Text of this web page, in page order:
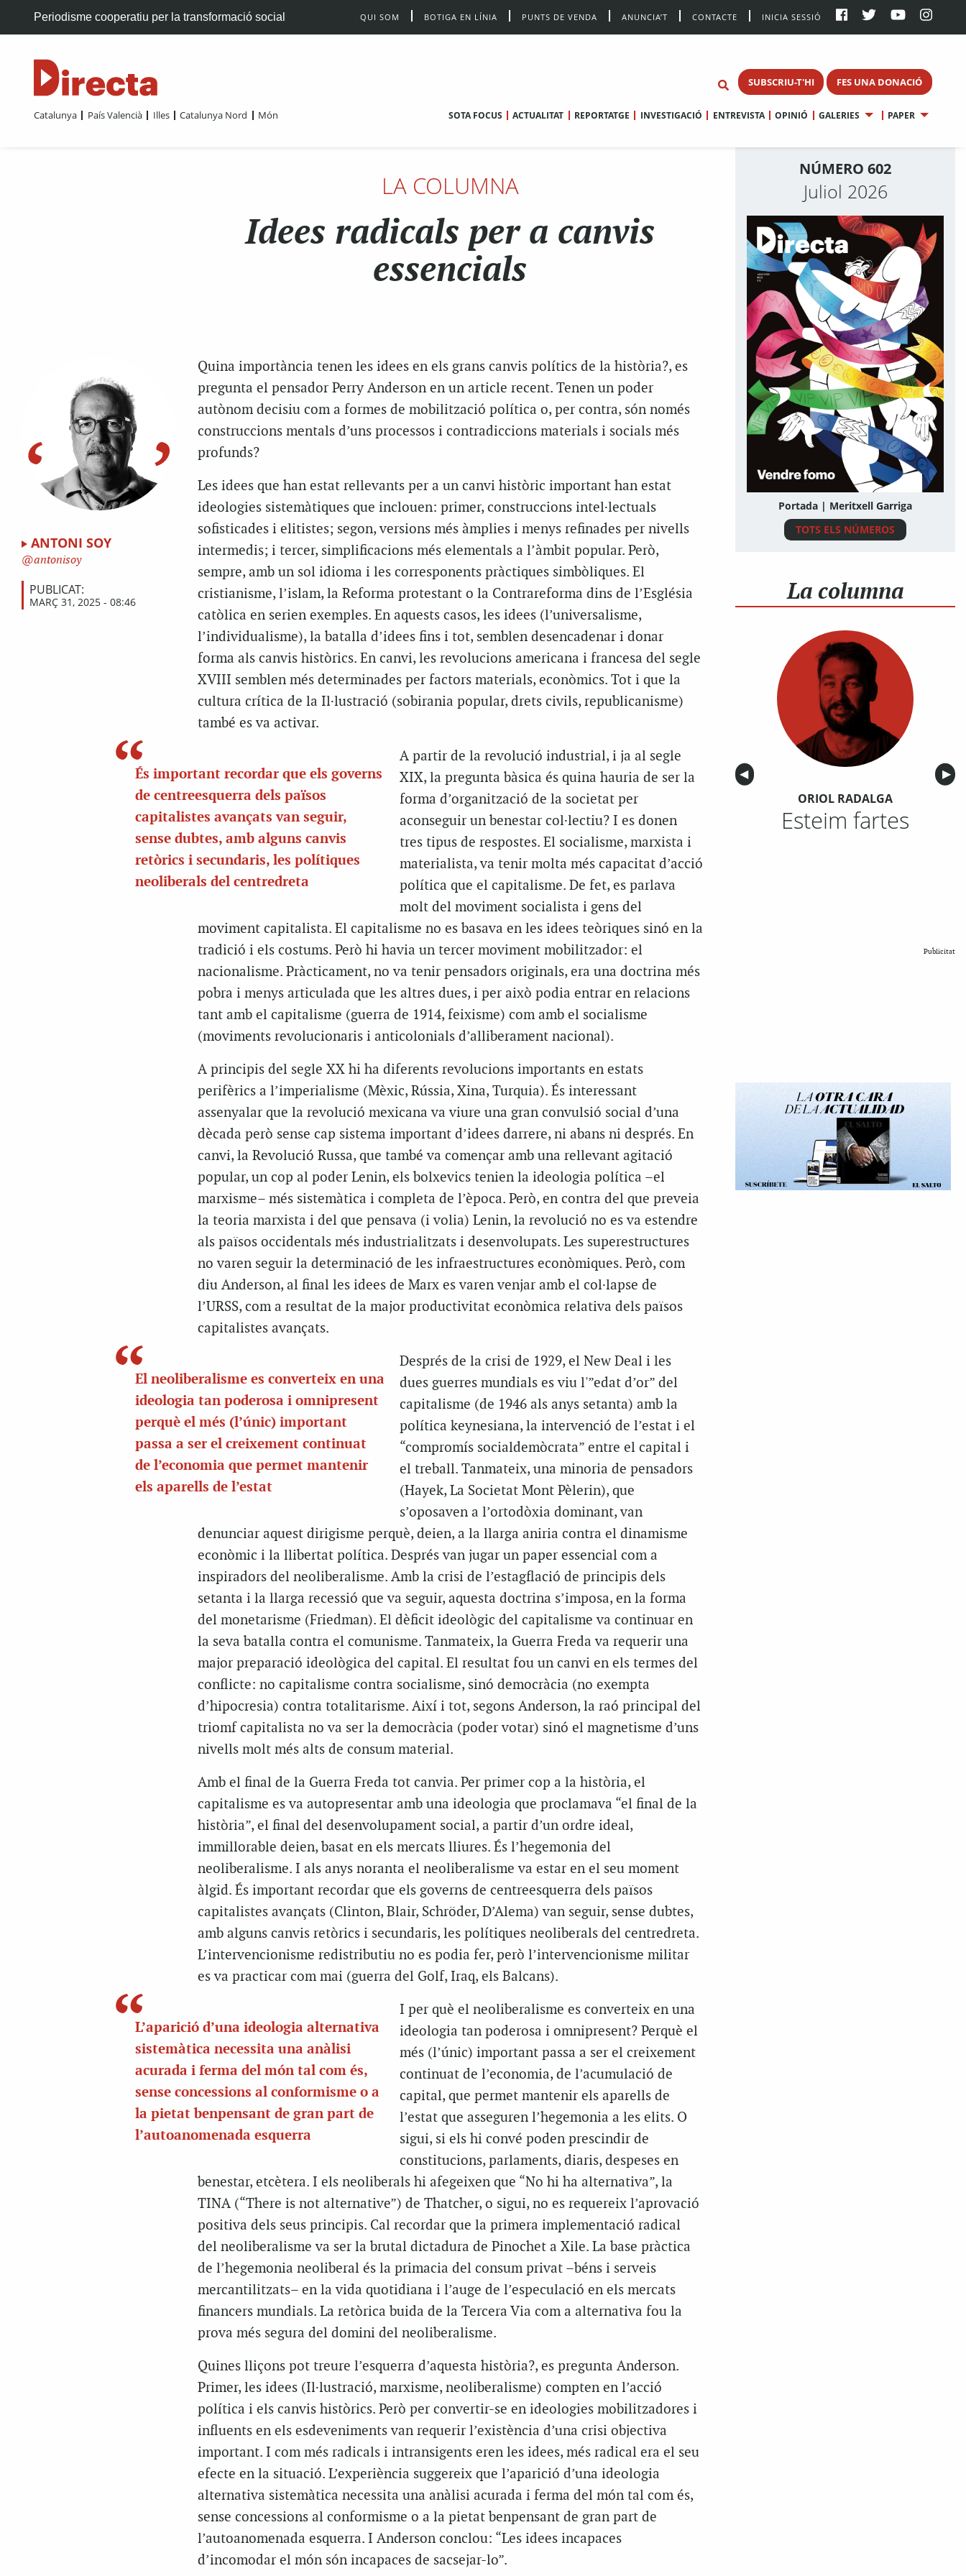
Periodisme cooperatiu per la transformació social QUI SOM BOTIGA EN LÍNIA PUNTS DE VENDA ANUNCIA’T CONTACTE INICIA SESSIÓ
SUBSCRIU-T'HI FES UNA DONACIÓ
Catalunya País Valencià Illes Catalunya Nord Món SOTA FOCUS ACTUALITAT REPORTATGE INVESTIGACIÓ ENTREVISTA OPINIÓ GALERIES PAPER
LA COLUMNA
Idees radicals per a canvis
essencials
ANTONI SOY
antonisoy
PUBLICAT:
MARÇ 31, 2025 - 08:46
Quina importància tenen les idees en els grans canvis polítics de la història?, es
pregunta el pensador Perry Anderson en un article recent. Tenen un poder
autònom decisiu com a formes de mobilització política o, per contra, són només
construccions mentals d’uns processos i contradiccions materials i socials més
profunds?
Les idees que han estat rellevants per a un canvi històric important han estat
ideologies sistemàtiques que inclouen: primer, construccions intel·lectuals
sofisticades i elitistes; segon, versions més àmplies i menys refinades per nivells
intermedis; i tercer, simplificacions més elementals a l’àmbit popular. Però,
sempre, amb un sol idioma i les corresponents pràctiques simbòliques. El
cristianisme, l’islam, la Reforma protestant o la Contrareforma dins de l’Església
catòlica en serien exemples. En aquests casos, les idees (l’universalisme,
l’individualisme), la batalla d’idees fins i tot, semblen desencadenar i donar
forma als canvis històrics. En canvi, les revolucions americana i francesa del segle
XVIII semblen més determinades per factors materials, econòmics. Tot i que la
cultura crítica de la Il·lustració (sobirania popular, drets civils, republicanisme)
també es va activar.
És important recordar que els governs
de centreesquerra dels països
capitalistes avançats van seguir,
sense dubtes, amb alguns canvis
retòrics i secundaris, les polítiques
neoliberals del centredreta
A partir de la revolució industrial, i ja al segle
XIX, la pregunta bàsica és quina hauria de ser la
forma d’organització de la societat per
aconseguir un benestar col·lectiu? I es donen
tres tipus de respostes. El socialisme, marxista i
materialista, va tenir molta més capacitat d’acció
política que el capitalisme. De fet, es parlava
molt del moviment socialista i gens del
moviment capitalista. El capitalisme no es basava en les idees teòriques sinó en la
tradició i els costums. Però hi havia un tercer moviment mobilitzador: el
nacionalisme. Pràcticament, no va tenir pensadors originals, era una doctrina més
pobra i menys articulada que les altres dues, i per això podia entrar en relacions
tant amb el capitalisme (guerra de 1914, feixisme) com amb el socialisme
(moviments revolucionaris i anticolonials d’alliberament nacional).
A principis del segle XX hi ha diferents revolucions importants en estats
perifèrics a l’imperialisme (Mèxic, Rússia, Xina, Turquia). És interessant
assenyalar que la revolució mexicana va viure una gran convulsió social d’una
dècada però sense cap sistema important d’idees darrere, ni abans ni després. En
canvi, la Revolució Russa, que també va començar amb una rellevant agitació
popular, un cop al poder Lenin, els bolxevics tenien la ideologia política –el
marxisme– més sistemàtica i completa de l’època. Però, en contra del que preveia
la teoria marxista i del que pensava (i volia) Lenin, la revolució no es va estendre
als països occidentals més industrialitzats i desenvolupats. Les superestructures
no varen seguir la determinació de les infraestructures econòmiques. Però, com
diu Anderson, al final les idees de Marx es varen venjar amb el col·lapse de
l’URSS, com a resultat de la major productivitat econòmica relativa dels països
capitalistes avançats.
El neoliberalisme es converteix en una
ideologia tan poderosa i omnipresent
perquè el més (l’únic) important
passa a ser el creixement continuat
de l’economia que permet mantenir
els aparells de l’estat
Després de la crisi de 1929, el New Deal i les
dues guerres mundials es viu l'”edat d’or” del
capitalisme (de 1946 als anys setanta) amb la
política keynesiana, la intervenció de l’estat i el
“compromís socialdemòcrata” entre el capital i
el treball. Tanmateix, una minoria de pensadors
(Hayek, La Societat Mont Pèlerin), que
s’oposaven a l’ortodòxia dominant, van
denunciar aquest dirigisme perquè, deien, a la llarga aniria contra el dinamisme
econòmic i la llibertat política. Després van jugar un paper essencial com a
inspiradors del neoliberalisme. Amb la crisi de l’estagflació de principis dels
setanta i la llarga recessió que va seguir, aquesta doctrina s’imposa, en la forma
del monetarisme (Friedman). El dèficit ideològic del capitalisme va continuar en
la seva batalla contra el comunisme. Tanmateix, la Guerra Freda va requerir una
major preparació ideològica del capital. El resultat fou un canvi en els termes del
conflicte: no capitalisme contra socialisme, sinó democràcia (no exempta
d’hipocresia) contra totalitarisme. Així i tot, segons Anderson, la raó principal del
triomf capitalista no va ser la democràcia (poder votar) sinó el magnetisme d’uns
nivells molt més alts de consum material.
Amb el final de la Guerra Freda tot canvia. Per primer cop a la història, el
capitalisme es va autopresentar amb una ideologia que proclamava “el final de la
història”, el final del desenvolupament social, a partir d’un ordre ideal,
immillorable deien, basat en els mercats lliures. És l’hegemonia del
neoliberalisme. I als anys noranta el neoliberalisme va estar en el seu moment
àlgid. És important recordar que els governs de centreesquerra dels països
capitalistes avançats (Clinton, Blair, Schröder, D’Alema) van seguir, sense dubtes,
amb alguns canvis retòrics i secundaris, les polítiques neoliberals del centredreta.
L’intervencionisme redistributiu no es podia fer, però l’intervencionisme militar
es va practicar com mai (guerra del Golf, Iraq, els Balcans).
L’aparició d’una ideologia alternativa
sistemàtica necessita una anàlisi
acurada i ferma del món tal com és,
sense concessions al conformisme o a
la pietat benpensant de gran part de
l’autoanomenada esquerra
I per què el neoliberalisme es converteix en una
ideologia tan poderosa i omnipresent? Perquè el
més (l’únic) important passa a ser el creixement
continuat de l’economia, de l’acumulació de
capital, que permet mantenir els aparells de
l’estat que asseguren l’hegemonia a les elits. O
sigui, si els hi convé poden prescindir de
constitucions, parlaments, diaris, despeses en
benestar, etcètera. I els neoliberals hi afegeixen que “No hi ha alternativa”, la
TINA (“There is not alternative”) de Thatcher, o sigui, no es requereix l’aprovació
positiva dels seus principis. Cal recordar que la primera implementació radical
del neoliberalisme va ser la brutal dictadura de Pinochet a Xile. La base pràctica
de l’hegemonia neoliberal és la primacia del consum privat –béns i serveis
mercantilitzats– en la vida quotidiana i l’auge de l’especulació en els mercats
financers mundials. La retòrica buida de la Tercera Via com a alternativa fou la
prova més segura del domini del neoliberalisme.
Quines lliçons pot treure l’esquerra d’aquesta història?, es pregunta Anderson.
Primer, les idees (Il·lustració, marxisme, neoliberalisme) compten en l’acció
política i els canvis històrics. Però per convertir-se en ideologies mobilitzadores i
influents en els esdeveniments van requerir l’existència d’una crisi objectiva
important. I com més radicals i intransigents eren les idees, més radical era el seu
efecte en la situació. L’experiència suggereix que l’aparició d’una ideologia
alternativa sistemàtica necessita una anàlisi acurada i ferma del món tal com és,
sense concessions al conformisme o a la pietat benpensant de gran part de
l’autoanomenada esquerra. I Anderson conclou: “Les idees incapaces
d’incomodar el món són incapaces de sacsejar-lo”.
NÚMERO 602
Juliol 2026
Portada | Meritxell Garriga
TOTS ELS NÚMEROS
La columna
Anterior
◀︎ ▶︎
ORIOL RADALGA
Esteim fartes
Publicitat